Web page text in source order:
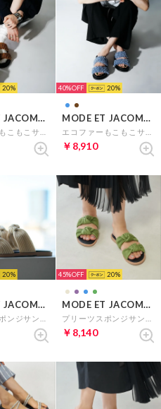
20
MODE ET JACOMO carino
40% 20
MODE ET JACOMO carino
￥8,910
20
MODE ET JACOMO carino
45% 20
MODE ET JACOMO carino
￥8,140